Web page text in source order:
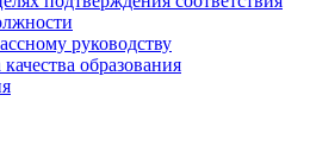
руководству
образования